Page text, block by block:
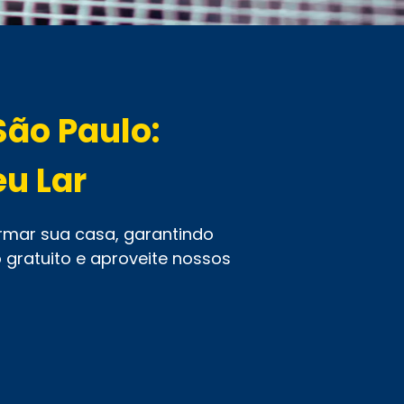
Paulo:
Lar
sua casa, garantindo
e aproveite nossos